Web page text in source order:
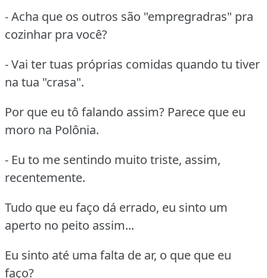
- Acha que os outros são "empregradras" pra
cozinhar pra você?
- Vai ter tuas próprias comidas quando tu tiver
na tua "crasa".
Por que eu tô falando assim? Parece que eu
moro na Polônia.
- Eu to me sentindo muito triste, assim,
recentemente.
Tudo que eu faço dá errado, eu sinto um
aperto no peito assim...
Eu sinto até uma falta de ar, o que que eu
faço?